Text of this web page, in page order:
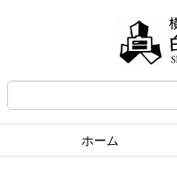
ホーム